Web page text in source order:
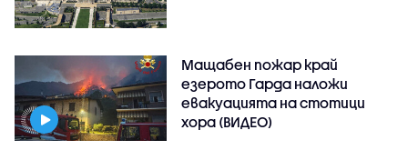
Мащабен пожар край
езерото Гарда наложи
евакуацията на стотици
хора (ВИДЕО)